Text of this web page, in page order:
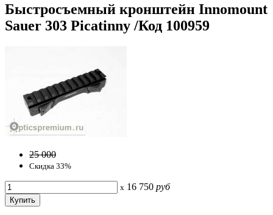
Быстросъемный кронштейн Innomount
Sauer 303 Picatinny /Код 100959
25 000
Скидка 33%
x 16 750 руб